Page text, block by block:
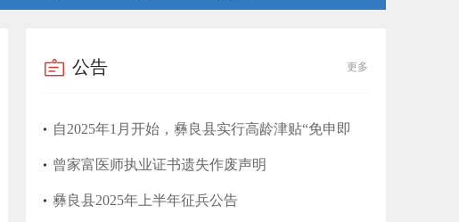
公告 更多
自2025年1月开始，彝良县实行高龄津贴“免申即
享”
曾家富医师执业证书遗失作废声明
彝良县2025年上半年征兵公告